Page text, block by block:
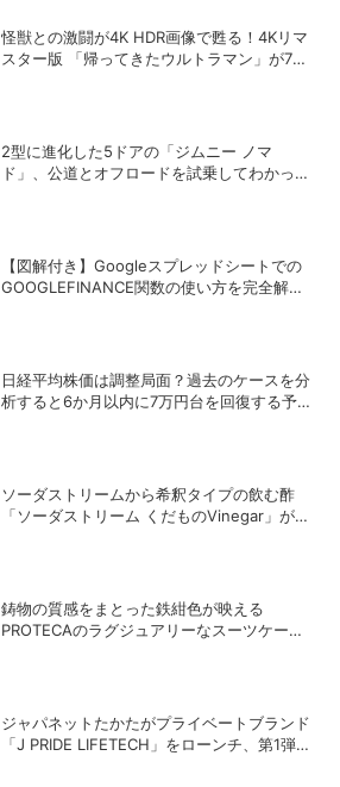
怪獣との激闘が4K HDR画像で甦る！4Kリマ
スター版 「帰ってきたウルトラマン」が7月
2型に進化した5ドアの「ジムニー ノマ
ド」、公道とオフロードを試乗してわかった
【図解付き】Googleスプレッドシートでの
GOOGLEFINANCE関数の使い方を完全解
日経平均株価は調整局面？過去のケースを分
析すると6か月以内に7万円台を回復する予
ソーダストリームから希釈タイプの飲む酢
「ソーダストリーム くだものVinegar」が登
鋳物の質感をまとった鉄紺色が映える
PROTECAのラグジュアリーなスーツケース
ジャパネットたかたがプライベートブランド
「J PRIDE LIFETECH」をローンチ、第1弾